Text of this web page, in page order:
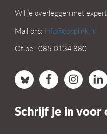
Wil je overleggen met
Mail ons: info@cooplink.nl
Of bel: 085 0134 880
Schrijf je in voor